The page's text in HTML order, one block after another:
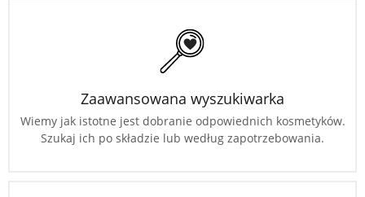
Zaawansowana wyszukiwarka
Wiemy jak istotne jest dobranie odpowiednich kosmetyków.
Szukaj ich po składzie lub według zapotrzebowania.